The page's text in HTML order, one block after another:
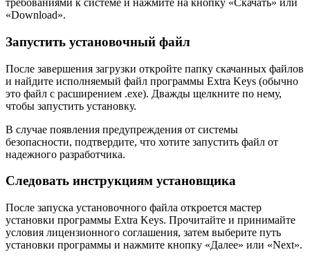
требованиями к системе и нажмите на кнопку «Скачать» или
«Download».
Запустить установочный файл
После завершения загрузки откройте папку скачанных файлов
и найдите исполняемый файл программы Extra Keys (обычно
это файл с расширением .exe). Дважды щелкните по нему,
чтобы запустить установку.
В случае появления предупреждения от системы
безопасности, подтвердите, что хотите запустить файл от
надежного разработчика.
Следовать инструкциям установщика
После запуска установочного файла откроется мастер
установки программы Extra Keys. Прочитайте и принимайте
условия лицензионного соглашения, затем выберите путь
установки программы и нажмите кнопку «Далее» или «Next».